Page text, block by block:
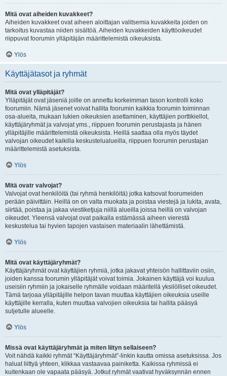
Mitä ovat aiheiden kuvakkeet?
Aiheiden kuvakkeet ovat aiheen aloittajan valitsemia kuvakkeita joiden on
tarkoitus kuvastaa niiden sisältöä. Aiheiden kuvakkeiden käyttöoikeudet
riippuvat foorumin ylläpitäjän määrittelemistä oikeuksista.
Ylös
Käyttäjätasot ja ryhmät
Mitä ovat ylläpitäjät?
Ylläpitäjät ovat jäseniä joille on annettu korkeimman tason kontrolli koko
foorumiin. Nämä jäsenet voivat hallita foorumin kaikkia foorumin toiminnan
osa-alueita, mukaan lukien oikeuksien asettaminen, käyttäjien porttikiellot,
käyttäjäryhmät ja valvojat yms., riippuen foorumin perustajasta ja hänen
ylläpitäjille määrittelemistä oikeuksista. Heillä saattaa olla myös täydet
valvojan oikeudet kaikilla keskustelualueilla, riippuen foorumin perustajan
määrittelemistä asetuksista.
Ylös
Mitä ovatr valvojat?
Valvojat ovat henkilöitä (tai ryhmä henkilöitä) jotka katsovat foorumeiden
perään päivittäin. Heillä on on valta muokata ja poistaa viestejä ja lukita, avata,
siirtää, poistaa ja jakaa viestiketjuja niillä alueilla joissa heillä on valvojan
oikeudet. Yleensä valvojat ovat paikalla estämässä aiheen vierestä
keskustelua tai hyvien tapojen vastaisen materiaalin lähettämistä.
Ylös
Mitä ovat käyttäjäryhmät?
Käyttäjäryhmät ovat käyttäjien ryhmiä, jotka jakavat yhteisön hallittaviin osiin,
joiden kanssa foorumin ylläpitäjät voivat toimia. Jokainen käyttäjä voi kuulua
useisiin ryhmiin ja jokaiselle ryhmälle voidaan määritellä yksilölliset oikeudet.
Tämä tarjoaa ylläpitäjille helpon tavan muuttaa käyttäjien oikeuksia useille
käyttäjille kerralla, kuten muuttaa valvojien oikeuksia tai hallita pääsyä
suljetulle alueelle.
Ylös
Missä ovat käyttäjäryhmät ja miten liityn sellaiseen?
Voit nähdä kaikki ryhmät “Käyttäjäryhmät”-linkin kautta omissa asetuksissa. Jos
haluat liittyä yhteen, klikkaa vastaavaa painiketta. Kaikissa ryhmissä ei
kuitenkaan ole vapaata pääsyä. Jotkut ryhmät vaativat hyväksynnän ennen